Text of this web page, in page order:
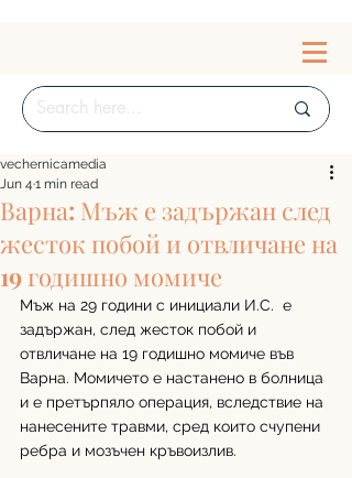
Варна: Мъж е задържан след
жесток побой и отвличане на
19 годишно момиче
vechernicamedia
Jun 4 1 min read
Мъж на 29 години с инициали И.С.  е
задържан, след жесток побой и
отвличане на 19 годишно момиче във
Варна. Момичето е настанено в болница
и е претърпяло операция, вследствие на
нанесените травми, сред които счупени
ребра и мозъчен кръвоизлив.